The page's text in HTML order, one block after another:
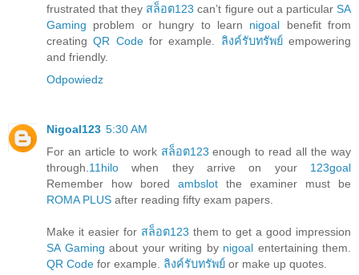
frustrated that they สล็อต123 can’t figure out a particularSA
Gaming problem or hungry to learn nigoal benefit from
creatingQR Codefor example. ลิงค์รับทรัพย์empowering
and friendly.
Odpowiedz
Nigoal123 5:30 AM
For an article to work สล็อต123 enough to read all the way
through.11hilo when they arrive on your 123goal
Remember how bored ambslot the examiner must be
ROMA PLUS after reading fifty exam papers.
Make it easier for สล็อต123 them to get a good impression
SA Gaming about your writing by nigoal entertaining them.
QR Code for example. ลิงค์รับทรัพย์ or make up quotes.